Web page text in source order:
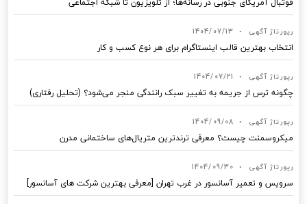
رپورتاژ آگهی •
1404/07/13
انتخاب بهترین قالب‌ اینستاگرام برای هر نوع کسب‌ و کار
رپورتاژ آگهی •
1404/07/21
چگونه ترس از جریمه به تغییر سبک رانندگی منجر می‌شود؟ (تحلیل رفتاری)
رپورتاژ آگهی •
1404/09/08
میکروسمنت چیست؟ معرفی ترندترین متریال‌های ساختمانی مدرن
رپورتاژ آگهی •
1404/09/30
سرویس و تعمیر آسانسور در غرب تهران [معرفی بهترین شرکت های آسانسور]